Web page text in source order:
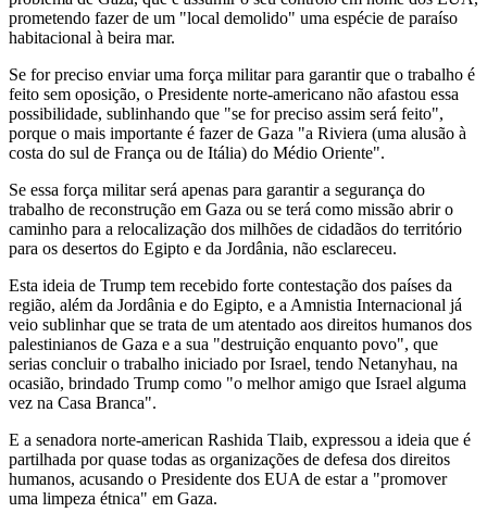
prometendo fazer de um "local demolido" uma espécie de paraíso
habitacional à beira mar.
Se for preciso enviar uma força militar para garantir que o trabalho é
feito sem oposição, o Presidente norte-americano não afastou essa
possibilidade, sublinhando que "se for preciso assim será feito",
porque o mais importante é fazer de Gaza "a Riviera (uma alusão à
costa do sul de França ou de Itália) do Médio Oriente".
Se essa força militar será apenas para garantir a segurança do
trabalho de reconstrução em Gaza ou se terá como missão abrir o
caminho para a relocalização dos milhões de cidadãos do território
para os desertos do Egipto e da Jordânia, não esclareceu.
Esta ideia de Trump tem recebido forte contestação dos países da
região, além da Jordânia e do Egipto, e a Amnistia Internacional já
veio sublinhar que se trata de um atentado aos direitos humanos dos
palestinianos de Gaza e a sua "destruição enquanto povo", que
serias concluir o trabalho iniciado por Israel, tendo Netanyhau, na
ocasião, brindado Trump como "o melhor amigo que Israel alguma
vez na Casa Branca".
E a senadora norte-american Rashida Tlaib, expressou a ideia que é
partilhada por quase todas as organizações de defesa dos direitos
humanos, acusando o Presidente dos EUA de estar a "promover
uma limpeza étnica" em Gaza.